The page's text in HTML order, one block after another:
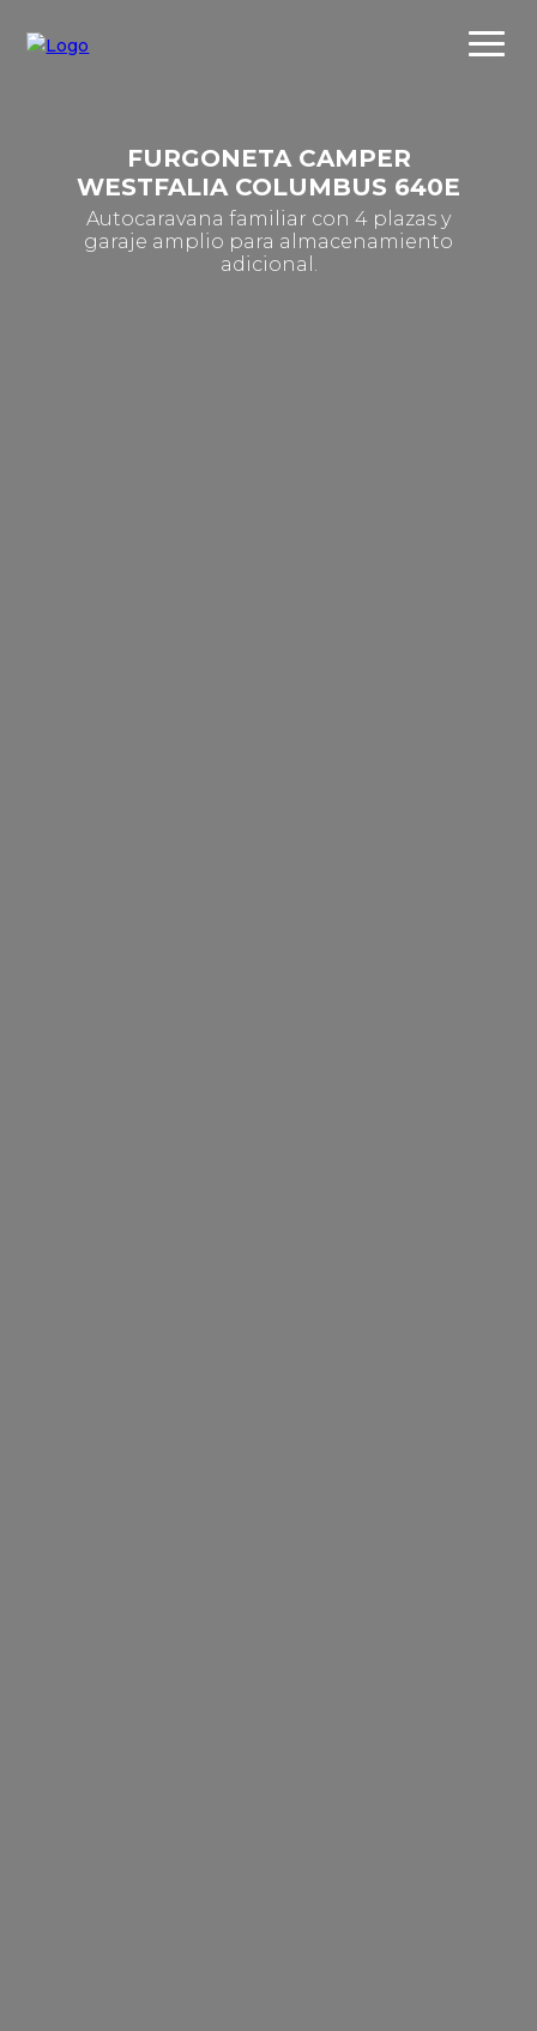
FURGONETA CAMPER
WESTFALIA COLUMBUS 640E
Autocaravana familiar con 4 plazas y
garaje amplio para almacenamiento
adicional.